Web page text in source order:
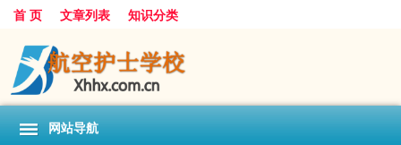
首 页 文章列表 知识分类
网站导航